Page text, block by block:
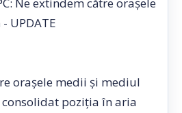
UPDATE
oraşele medii şi mediul
poziţia în aria